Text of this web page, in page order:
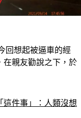
回想起被逼車的經
在親友勸說之下，於
這件事」：人類沒想